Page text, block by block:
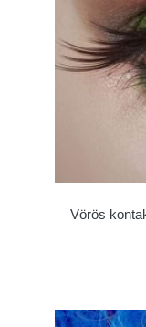
Vörös